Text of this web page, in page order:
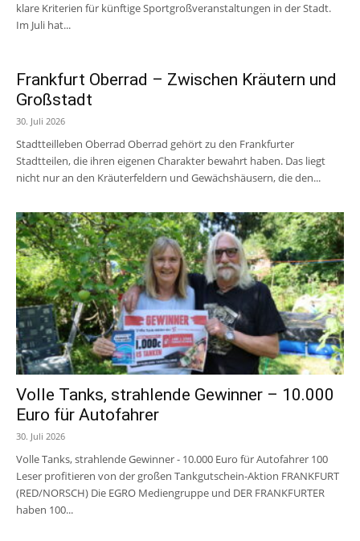
klare Kriterien für künftige Sportgroßveranstaltungen in der Stadt.
Im Juli hat...
Frankfurt Oberrad – Zwischen Kräutern und
Großstadt
30. Juli 2026
Stadtteilleben Oberrad Oberrad gehört zu den Frankfurter
Stadtteilen, die ihren eigenen Charakter bewahrt haben. Das liegt
nicht nur an den Kräuterfeldern und Gewächshäusern, die den...
Volle Tanks, strahlende Gewinner – 10.000
Euro für Autofahrer
30. Juli 2026
Volle Tanks, strahlende Gewinner - 10.000 Euro für Autofahrer 100
Leser profitieren von der großen Tankgutschein-Aktion FRANKFURT
(RED/NORSCH) Die EGRO Mediengruppe und DER FRANKFURTER
haben 100...